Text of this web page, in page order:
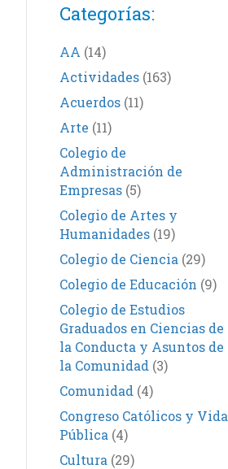
Categorías:
AA (14)
Actividades(163)
Acuerdos(11)
Arte (11)
Colegio de
Administración de
Empresas(5)
Colegio de Artes y
Humanidades(19)
Colegio de Ciencia (29)
Colegio de Educación (9)
Colegio de Estudios
Graduados en Ciencias de
la Conducta y Asuntos de
la Comunidad (3)
Comunidad (4)
Congreso Católicos y Vida
Pública (4)
Cultura (29)